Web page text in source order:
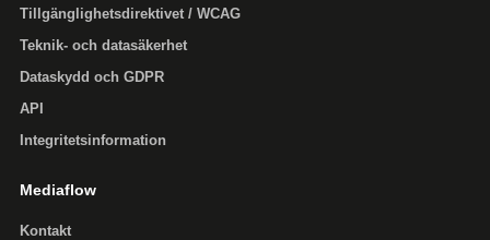
Tillgänglighets­direktivet / WCAG
Teknik- och datasäkerhet
Dataskydd och GDPR
API
Integritetsinformation
Mediaflow
Kontakt